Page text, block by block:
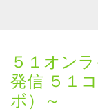
５１オン
発信 ５１
ボ）～